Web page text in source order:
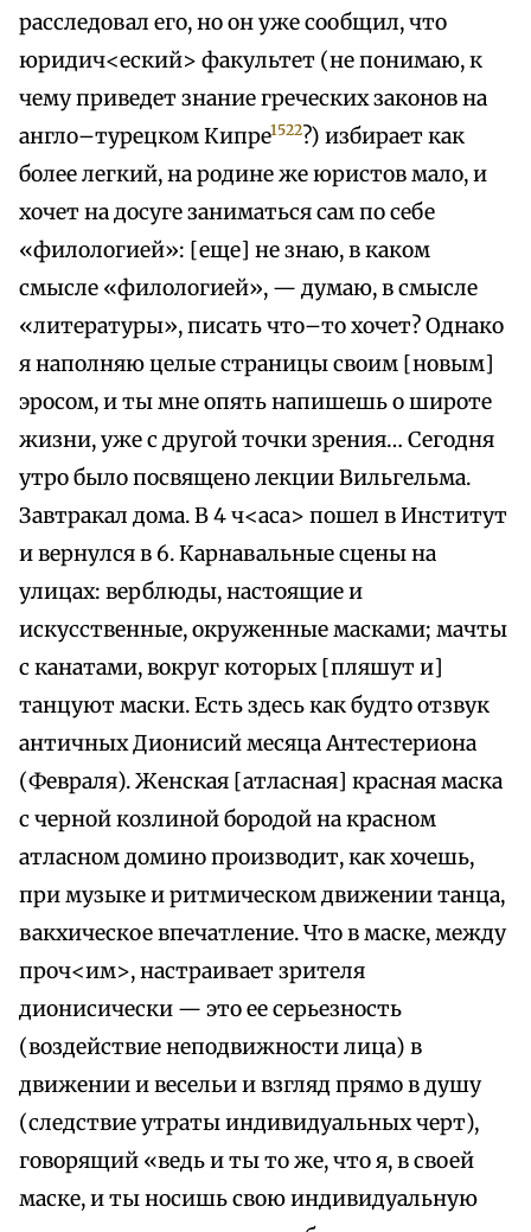
расследовал его, но он уже сообщил, что
юридич<еский> факультет (не понимаю, к
чему приведет знание греческих законов на
англо–турецком Кипре1522?) избирает как
более легкий, на родине же юристов мало, и
хочет на досуге заниматься сам по себе
«филологией»: [еще] не знаю, в каком
смысле «филологией», — думаю, в смысле
«литературы», писать что–то хочет? Однако
я наполняю целые страницы своим [новым]
эросом, и ты мне опять напишешь о широте
жизни, уже с другой точки зрения… Сегодня
утро было посвящено лекции Вильгельма.
Завтракал дома. В 4 ч<аса> пошел в Институт
и вернулся в 6. Карнавальные сцены на
улицах: верблюды, настоящие и
искусственные, окруженные масками; мачты
с канатами, вокруг которых [пляшут и]
танцуют маски. Есть здесь как будто отзвук
античных Дионисий месяца Антестериона
(Февраля). Женская [атласная] красная маска
с черной козлиной бородой на красном
атласном домино производит, как хочешь,
при музыке и ритмическом движении танца,
вакхическое впечатление. Что в маске, между
проч<им>, настраивает зрителя
дионисически — это ее серьезность
(воздействие неподвижности лица) в
движении и весельи и взгляд прямо в душу
(следствие утраты индивидуальных черт),
говорящий «ведь и ты то же, что я, в своей
маске, и ты носишь свою индивидуальную